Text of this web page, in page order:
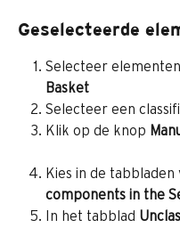
Geselecteerde
Selecteer
Basket
Selecteer een
Klik op de knop
Kies in de tabbladen
components in the
In het tabblad